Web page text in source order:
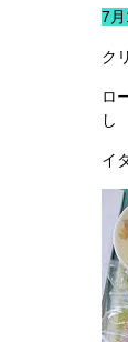
7月
ク
ロ
し
イ